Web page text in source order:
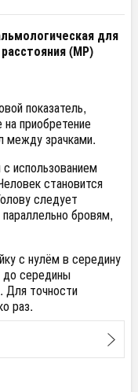
для
(МР)
показатель,
приобретение
между зрачками.
использованием
становится
следует
бровям,
с нулём в середину
до середины
Для точности
раз.